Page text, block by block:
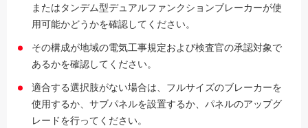
またはタンデム型デュアルファンクションブレーカーが使
用可能かどうかを確認してください。
その構成が地域の電気工事規定および検査官の承認対象で
あるかを確認してください。
適合する選択肢がない場合は、フルサイズのブレーカーを
使用するか、サブパネルを設置するか、パネルのアップグ
レードを行ってください。